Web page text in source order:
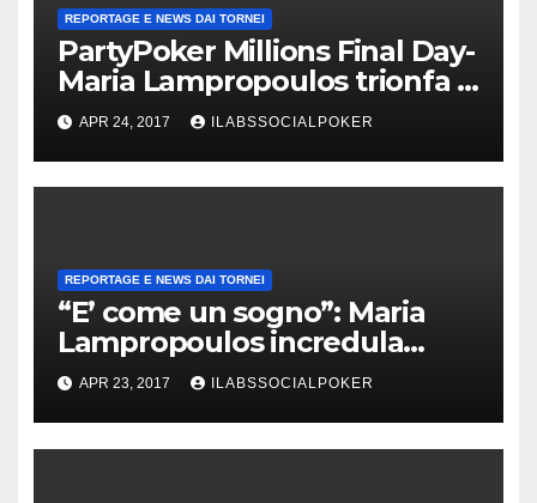
REPORTAGE E NEWS DAI TORNEI
PartyPoker Millions Final Day-
Maria Lampropoulos trionfa a
Nottingham senza alcun deal!
APR 24, 2017 ILABSSOCIALPOKER
REPORTAGE E NEWS DAI TORNEI
“E’ come un sogno”: Maria
Lampropoulos incredula
dopo la vittoria al PartyPoker
Millions!
APR 23, 2017 ILABSSOCIALPOKER